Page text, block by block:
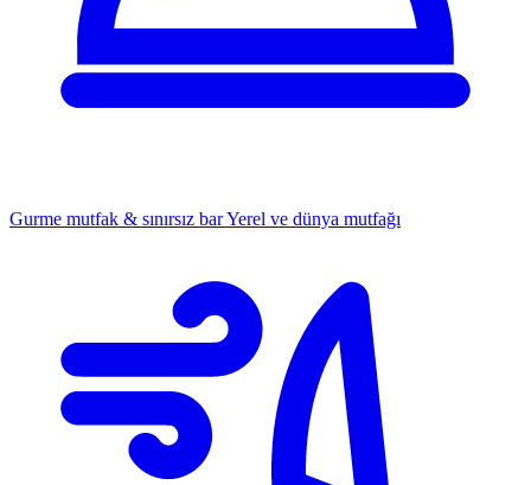
Gurme mutfak & sınırsız barYerel ve dünya mutfağı